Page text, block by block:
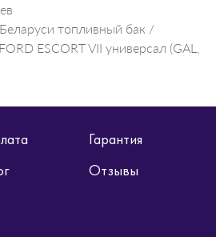
топливный бак /
ESCORT VII универсал (GAL,
Гарантия
Отзывы